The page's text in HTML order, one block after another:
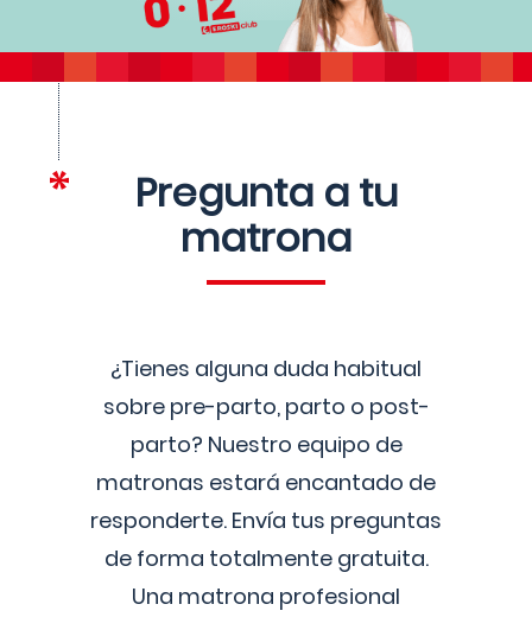
Pregunta a tu
matrona
¿Tienes alguna duda habitual
sobre pre-parto, parto o post-
parto? Nuestro equipo de
matronas estará encantado de
responderte. Envía tus preguntas
de forma totalmente gratuita.
Una matrona profesional